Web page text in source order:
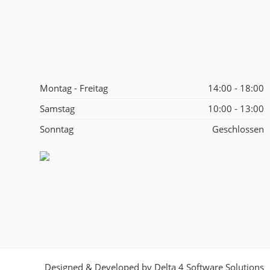
Montag - Freitag
14:00 - 18:00
Samstag
10:00 - 13:00
Sonntag
Geschlossen
Designed & Developed by Delta 4 Software Solutions